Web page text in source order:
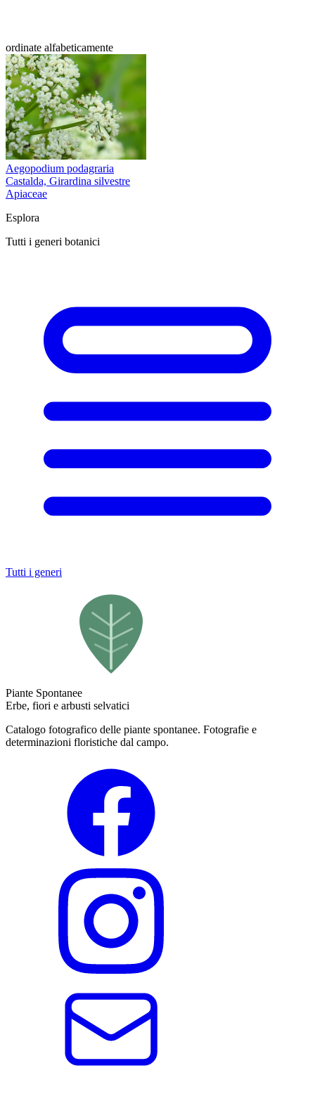
ordinate alfabeticamente
Aegopodium podagraria
Castalda, Girardina silvestre
Apiaceae
Esplora
Tutti i generi botanici
Tutti i generi
Piante Spontanee
Erbe, fiori e arbusti selvatici
Catalogo fotografico delle piante spontanee. Fotografie e
determinazioni floristiche dal campo.